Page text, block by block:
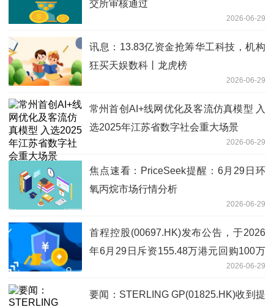
交所审核通过
2026-06-29
讯息：13.83亿资金抢筹华工科技，机构
狂买天娱数科丨龙虎榜
2026-06-29
常州首创AI+线网优化及客流仿真模型 入
选2025年江苏省数字社会重大场景
2026-06-29
焦点速看：PriceSeek提醒：6月29日环
氧丙烷市场行情分析
2026-06-29
首程控股(00697.HK)发布公告，于2026
年6月29日斥资155.48万港元回购100万
2026-06-29
要闻：STERLING GP(01825.HK)收到提